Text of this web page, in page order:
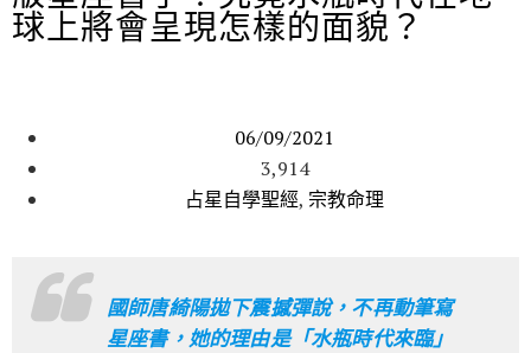
球上將會呈現怎樣的面貌？
06/09/2021
3,914
占星自學聖經, 宗教命理
國師唐綺陽拋下震撼彈說，不再動筆寫
星座書，她的理由是「水瓶時代來臨」